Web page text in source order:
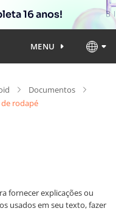
16 anos!
MENU
Documentos
rodapé
fornecer explicações ou
usados em seu texto, fazer